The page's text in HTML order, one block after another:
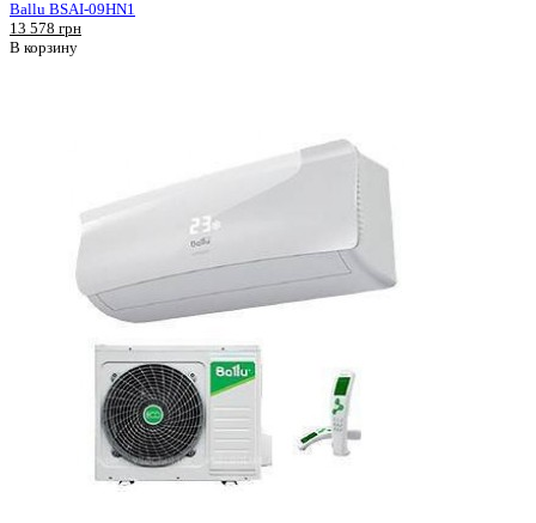
Ballu BSAI-09HN1
13 578 грн
В корзину